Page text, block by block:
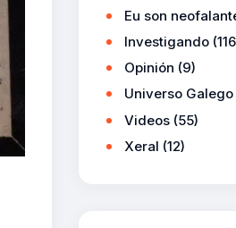
Eu son
Investigando
Opinión (9)
Universo Galego
Videos (55)
Xeral (12)